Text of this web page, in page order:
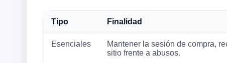
Tipo Finalidad
Esenciales
Mantener la sesión de compra,
sitio frente a abusos.